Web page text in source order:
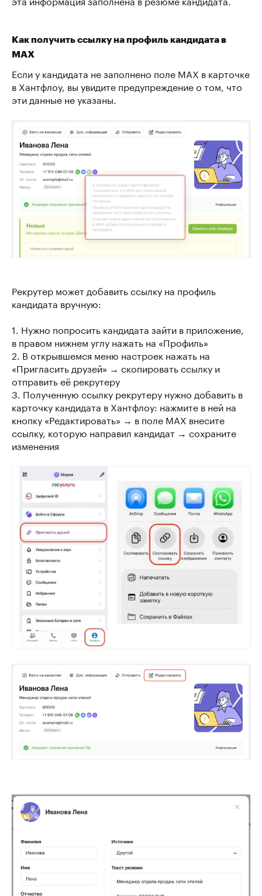
Как получить ссылку на профиль кандидата в
MAX
Если у кандидата не заполнено поле MAX в карточке
в Хантфлоу, вы увидите предупреждение о том, что
эти данные не указаны.
Рекрутер может добавить ссылку на профиль
кандидата вручную:
1. Нужно попросить кандидата зайти в приложение,
в правом нижнем углу нажать на «Профиль»
2. В открывшемся меню настроек нажать на
«Пригласить друзей» → скопировать ссылку и
отправить её рекрутеру
3. Полученную ссылку рекрутеру нужно добавить в
карточку кандидата в Хантфлоу: нажмите в ней на
кнопку «Редактировать» → в поле MAX внесите
ссылку, которую направил кандидат → сохраните
изменения